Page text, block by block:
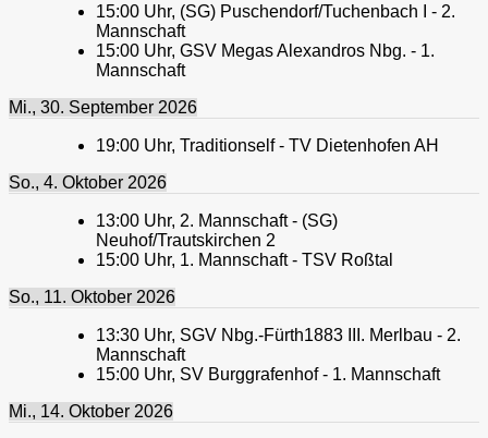
15:00 Uhr, (SG) Puschendorf/Tuchenbach I - 2.
Mannschaft
15:00 Uhr, GSV Megas Alexandros Nbg. - 1.
Mannschaft
Mi., 30. September 2026
19:00 Uhr, Traditionself - TV Dietenhofen AH
So., 4. Oktober 2026
13:00 Uhr, 2. Mannschaft - (SG)
Neuhof/Trautskirchen 2
15:00 Uhr, 1. Mannschaft - TSV Roßtal
So., 11. Oktober 2026
13:30 Uhr, SGV Nbg.-Fürth1883 III. Merlbau - 2.
Mannschaft
15:00 Uhr, SV Burggrafenhof - 1. Mannschaft
Mi., 14. Oktober 2026